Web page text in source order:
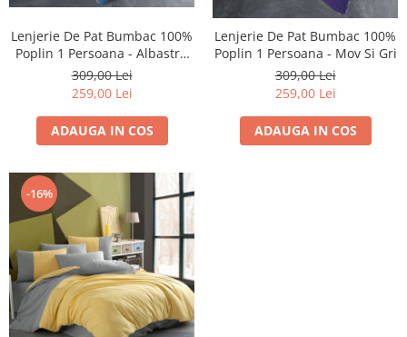
Lenjerie De Pat Bumbac 100%
Poplin 1 Persoana - Albastru
Si Gri
309,00 Lei
259,00 Lei
ADAUGA IN COS
Lenjerie De Pat Bumbac 100%
Poplin 1 Persoana - Mov Si Gri
309,00 Lei
259,00 Lei
ADAUGA IN COS
-16%